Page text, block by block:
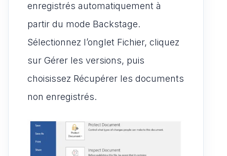
enregistrés automatiquement à
partir du mode Backstage.
Sélectionnez l’onglet Fichier, cliquez
sur Gérer les versions, puis
choisissez Récupérer les documents
non enregistrés.